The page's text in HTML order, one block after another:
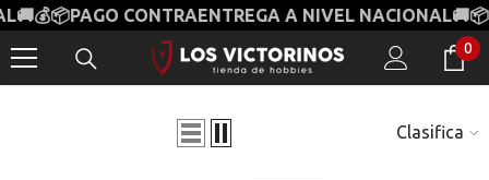
SALTAR AL CONTENIDOCONTRAENTREGA A NIVEL NACIONAL🚚📦💰
00
Clasificar